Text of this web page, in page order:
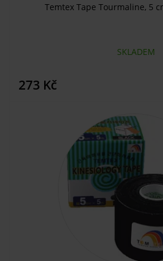
Temtex Tape Tourmaline, 5
SKLADEM
273 Kč